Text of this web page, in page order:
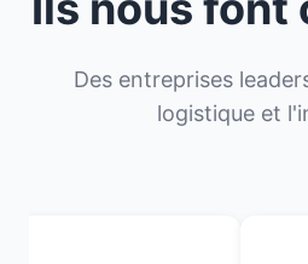
Des entreprises
logistique et